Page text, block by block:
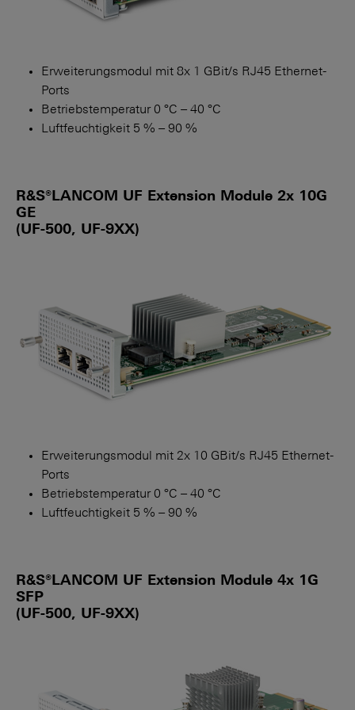
Erweiterungsmodul mit 8x 1 GBit/s RJ45 Ethernet-
Ports
Betriebstemperatur 0 °C – 40 °C
Luftfeuchtigkeit 5 % – 90 %
R&S®LANCOM UF Extension Module 2x 10G
GE
(UF-500, UF-9XX)
Erweiterungsmodul mit 2x 10 GBit/s RJ45 Ethernet-
Ports
Betriebstemperatur 0 °C – 40 °C
Luftfeuchtigkeit 5 % – 90 %
R&S®LANCOM UF Extension Module 4x 1G
SFP
(UF-500, UF-9XX)